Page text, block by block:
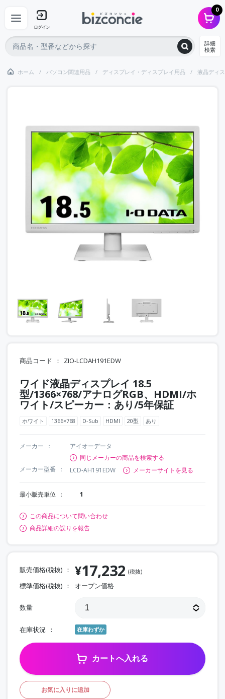
ログイン
0
詳細
検索
ホーム パソコン関連用品 ディスプレイ・ディスプレイ用品 液晶ディ
商品コード ZIO-LCDAH191EDW
ワイド液晶ディスプレイ 18.5
型/1366×768/アナログRGB、HDMI/ホ
ワイト/スピーカー：あり/5年保証
ホワイト 1366×768 D-Sub HDMI 20型 あり
メーカー
アイオーデータ
同じメーカーの商品を検索する
メーカー型番
LCD-AH191EDW メーカーサイトを見る
最小販売単位 1
この商品について問い合わせ
商品詳細の誤りを報告
販売価格(税抜) ¥17,232 (税抜)
標準価格(税抜) オープン価格
数量
在庫状況 在庫わずか
カートへ入れる
お気に入りに追加